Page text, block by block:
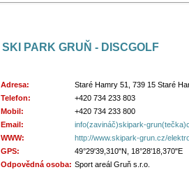
SKI PARK GRUŇ - DISCGOLF
Adresa:
Staré Hamry 51, 739 15 Staré
Telefon:
+420 734 233 803
Mobil:
+420 734 233 800
Email:
info(zavináč)skipark-
WWW:
http://www.skipark-grun.cz/
GPS:
49°29'39,310"N, 18°28'18,370"E
Odpovědná osoba: Sport areál Gruň s.r.o.